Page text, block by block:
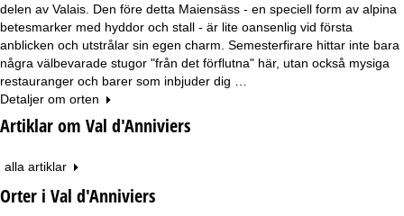
delen av Valais. Den före detta Maiensäss - en speciell form av alpina
betesmarker med hyddor och stall - är lite oansenlig vid första
anblicken och utstrålar sin egen charm. Semesterfirare hittar inte bara
några välbevarade stugor "från det förflutna" här, utan också mysiga
restauranger och barer som inbjuder dig …
Detaljer om orten
Artiklar om Val d'Anniviers
alla artiklar
Orter i Val d'Anniviers